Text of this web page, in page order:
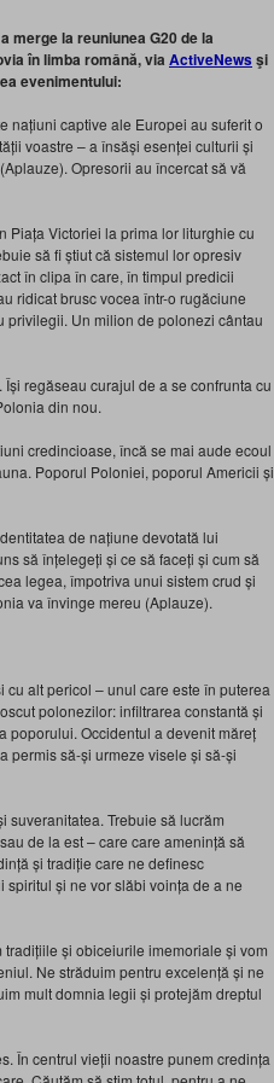
merge la reuniunea G20 de la
în limba română, via ActiveNews şi
evenimentului:
națiuni captive ale Europei au suferit o
voastre – a însăși esenței culturii și
Opresorii au încercat să vă
Piața Victoriei la prima lor liturghie cu
să fi știut că sistemul lor opresiv
în clipa în care, în timpul predicii
ridicat brusc vocea într-o rugăciune
privilegii. Un milion de polonezi cântau
regăseau curajul de a se confrunta cu
din nou.
credincioase, încă se mai aude ecoul
Poporul Poloniei, poporul Americii și
de națiune devotată lui
să înțelegeți și ce să faceți și cum să
legea, împotriva unui sistem crud și
va învinge mereu (Aplauze).
alt pericol – unul care este în puterea
polonezilor: infiltrarea constantă și
poporului. Occidentul a devenit măreț
permis să-și urmeze visele și să-și
Trebuie să lucrăm
de la est – care care amenință să
și tradiție care ne definesc
spiritul și ne vor slăbi voința de a ne
și obiceiurile imemoriale și vom
Ne străduim pentru excelență și ne
mult domnia legii și protejăm dreptul
În centrul vieții noastre punem credința